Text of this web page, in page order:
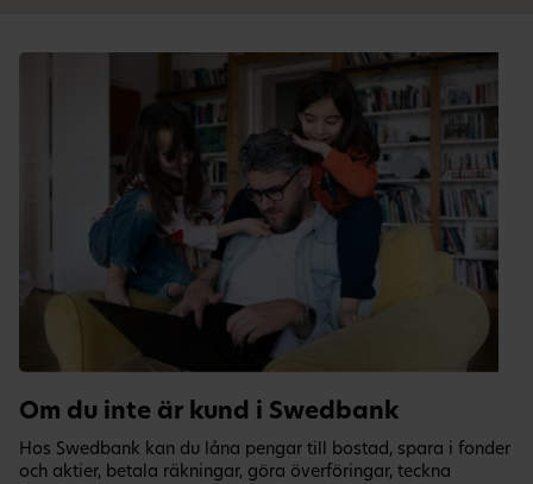
Om du inte är kund i Swedbank
Hos Swedbank kan du låna pengar till bostad, spara i fonder
och aktier, betala räkningar, göra överföringar, teckna